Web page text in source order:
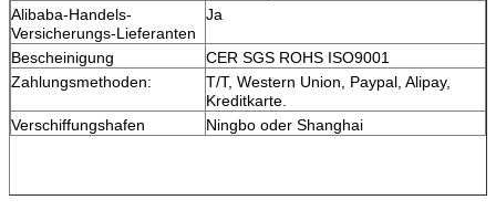
Alibaba-Handels-
Versicherungs-Lieferanten
Ja
Bescheinigung
CER SGS ROHS ISO9001
Zahlungsmethoden:
T/T, Western Union, Paypal, Alipay,
Kreditkarte.
Verschiffungshafen
Ningbo oder Shanghai